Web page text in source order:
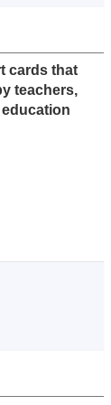
cards that
teachers,